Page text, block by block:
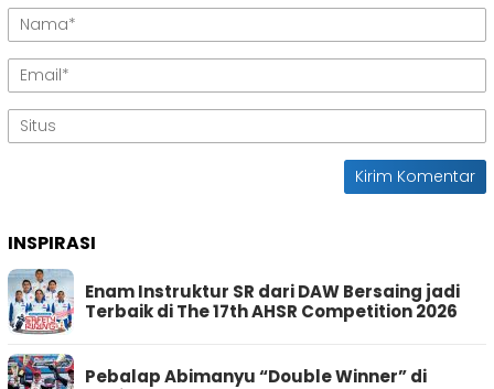
INSPIRASI
Enam Instruktur SR dari DAW Bersaing jadi
Terbaik di The 17th AHSR Competition 2026
Pebalap Abimanyu “Double Winner” di